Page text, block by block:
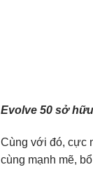
Evolve 50 sở
Cùng với đó, cực
cùng mạnh mẽ,